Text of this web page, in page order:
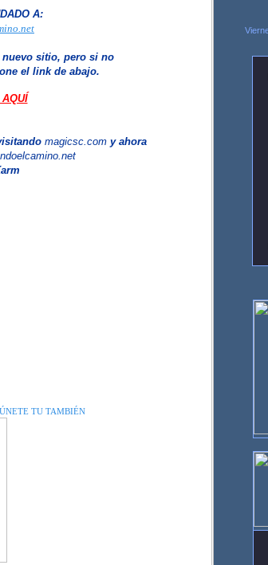
A:
nuevo sitio, pero si no
el link de abajo.
AQUÍ
magicsc.com y ahora
TU TAMBIÉN